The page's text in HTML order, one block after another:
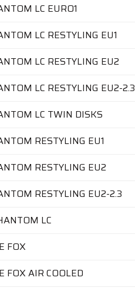
LC EURO1
LC RESTYLING EU1
LC RESTYLING EU2
LC RESTYLING EU2-2.3
LC TWIN DISKS
RESTYLING EU1
RESTYLING EU2
RESTYLING EU2-2.3
LC
FOX
FOX AIR COOLED